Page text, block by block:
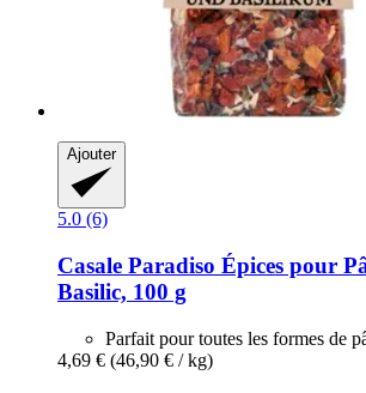
Ajouter
5.0 (6)
Casale Paradiso Épices pour
Basilic, 100 g
Parfait pour toutes les formes de
4,69 € (46,90 € / kg)